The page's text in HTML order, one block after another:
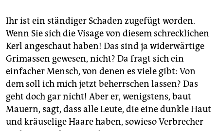
Ihr ist ein ständiger Schaden zugefügt worden.
Wenn Sie sich die Visage von diesem schrecklichen
Kerl angeschaut haben! Das sind ja widerwärtige
Grimassen gewesen, nicht? Da fragt sich ein
einfacher Mensch, von denen es viele gibt: Von
dem soll ich mich jetzt beherrschen lassen? Das
geht doch gar nicht! Aber er, wenigstens, baut
Mauern, sagt, dass alle Leute, die eine dunkle Haut
und kräuselige Haare haben, sowieso Verbrecher